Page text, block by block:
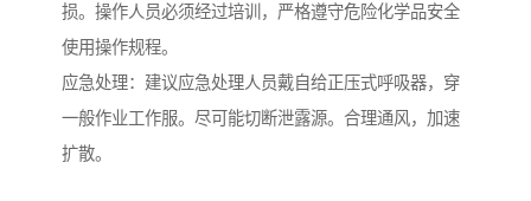
损。操作人员必须经过培训，严格遵守危险化学品安全
使用操作规程。
应急处理：建议应急处理人员戴自给正压式呼吸器，穿
一般作业工作服。尽可能切断泄露源。合理通风，加速
扩散。